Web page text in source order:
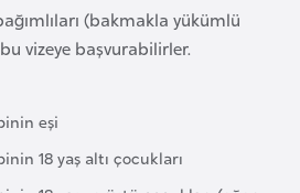
(bakmakla yükümlü
vizeye başvurabilirler.
eşi
18 yaş altı çocukları